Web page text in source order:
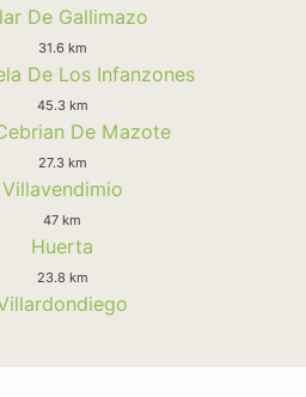
De Gallimazo
31.6 km
De Los Infanzones
45.3 km
De Mazote
27.3 km
Villavendimio
47 km
Huerta
23.8 km